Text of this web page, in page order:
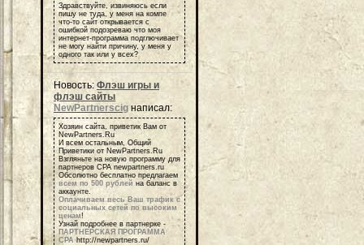
Здравствуйте, извиняюсь если
пишу не туда, у меня на компе
что-то сайт открывается с
ошибкой подозреваю что моя
интернет-программа подглючивает
не могу найти причину, у меня у
одного так или у всех?
Новость: Флэш игры и
флэш сайты
NewPartnerscig написал:
Хозяин сайта, приветик Вам от
NewPartners.Ru
И всем остальным, Общий
Приветики от NewPartners.Ru
Взгляньте на новую программу для
партнеров СРА newpartners.ru
Обсолютно бесплатно предлагаем
всем по 500 рублей на баланс в
аккаунте.
Оплачиваем весь Ваш трафик с
социальных сетей по высоким
ценам!
Узнай подробнее в партнерке -
ПАРТНЕРСКАЯ ПРОГРАММА
СРА http://newpartners.ru/